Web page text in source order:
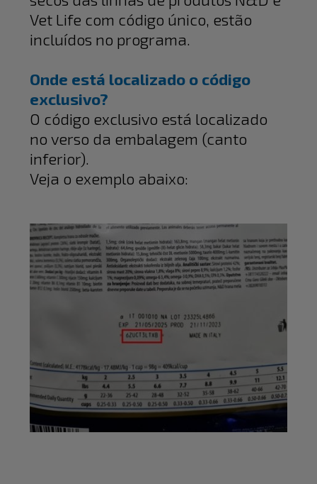
Vet Life com código único, estão
incluídos no programa.
Onde está localizado o código
exclusivo?
O código exclusivo está localizado
no verso da embalagem (canto
inferior).
Veja o exemplo abaixo: